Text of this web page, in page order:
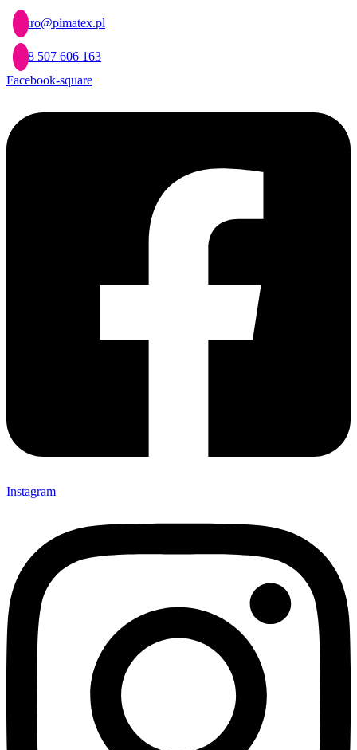
Przejdź
do
treści
biuro@pimatex.pl
+48 507 606 163
Facebook-square
Instagram